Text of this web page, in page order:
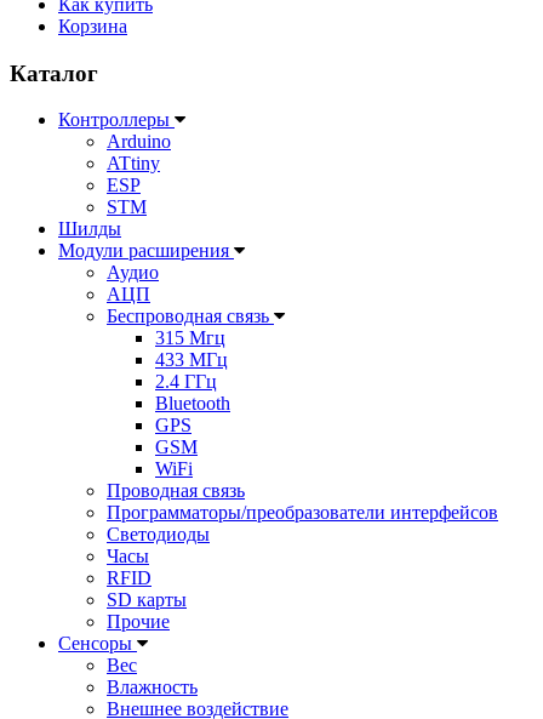
Как купить
Корзина
Каталог
Контроллеры
Arduino
ATtiny
ESP
STM
Шилды
Модули расширения
Аудио
АЦП
Беспроводная связь
315 Мгц
433 МГц
2.4 ГГц
Bluetooth
GPS
GSM
WiFi
Проводная связь
Программаторы/преобразователи интерфейсов
Светодиоды
Часы
RFID
SD карты
Прочие
Сенсоры
Вес
Влажность
Внешнее воздействие